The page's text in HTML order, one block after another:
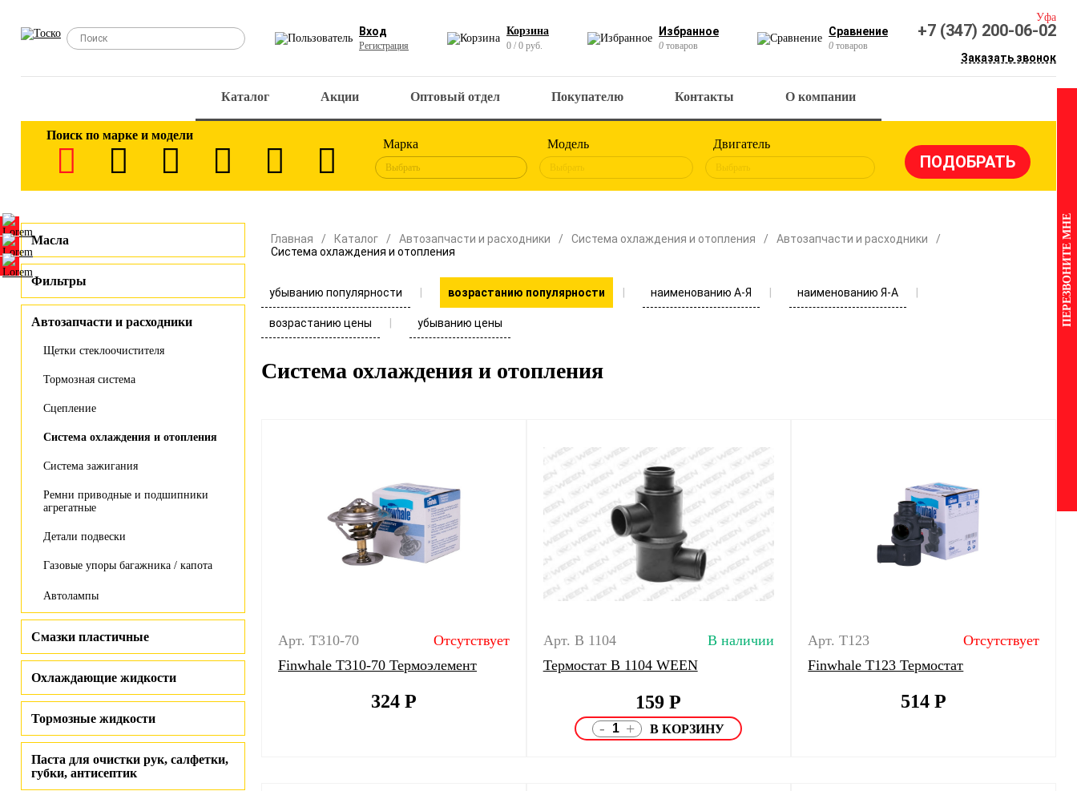
Вход
Регистрация
Корзина
0 / 0 руб.
Избранное
0 товаров
Сравнение
0 товаров
Уфа
+7 (347) 200-06-02
Заказать звонок
Каталог Акции Оптовый отдел Покупателю Контакты О компании
Поиск по марке и модели
Марка
Выбрать
Модель
Выбрать
Двигатель
Выбрать
Масла
Фильтры
Автозапчасти и расходники
Щетки стеклоочистителя
Тормозная система
Сцепление
Система охлаждения и отопления
Система зажигания
Ремни приводные и подшипники
агрегатные
Детали подвески
Газовые упоры багажника / капота
Автолампы
Смазки пластичные
Охлаждающие жидкости
Тормозные жидкости
Паста для очистки рук, салфетки,
губки, антисептик
Главная Каталог Автозапчасти и расходники Система охлаждения и отопления
Автозапчасти и расходники
Система охлаждения и отопления
убыванию популярности возрастанию популярности наименованию А-Я наименованию Я-А
возрастанию цены убыванию цены
Система охлаждения и отопления
Арт. T310-70
Отсутствует
Finwhale T310-70 Термоэлемент
324 Р
Арт. В 1104
В наличии
Термостат В 1104 WEEN
159Р
- +
Арт. T123
Отсутствует
Finwhale T123 Термостат
514Р
ПЕРЕЗВОНИТЕ МНЕ